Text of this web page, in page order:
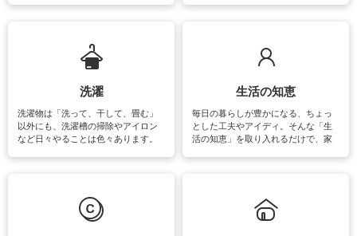
洗濯
洗濯物は「洗って、干して、畳む」
以外にも、洗濯槽の掃除やアイロン
など日々やることは色々あります。
マットなどの大きな洗濯物も、正し
い洗い方をすれば自宅で洗うことが
生活の知恵
毎日の暮らしが豊かになる、ちょっ
とした工夫やアイディ。そんな「生
活の知恵」を取り入れるだけで、家